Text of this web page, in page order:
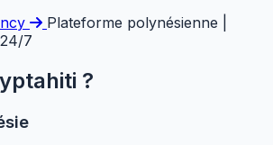
Plateforme polynésienne |
7
?